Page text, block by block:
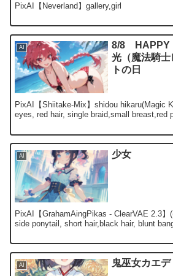
PixAI【Neverland】gallery,girl
AI
8/8 HAPPY
光（魔法騎
トの日
PixAI【Shiitake-Mix】shidou hikaru(Magic
eyes, red hair, single braid,small breast,red
AI 少女
PixAI【GrahamAingPikas - ClearVAE 2.3】
side ponytail, short hair,black hair, blunt
AI 鬼巫女カエデ